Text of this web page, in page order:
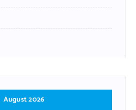
August 2026